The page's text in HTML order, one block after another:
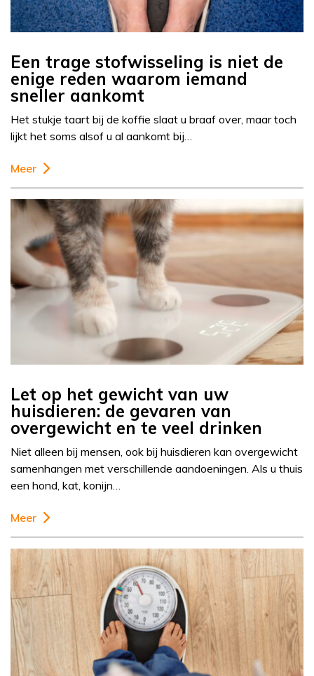
Een trage stofwisseling is niet de
enige reden waarom iemand
sneller aankomt
Het stukje taart bij de koffie slaat u braaf over, maar toch
lijkt het soms alsof u al aankomt bij…
Meer
Let op het gewicht van uw
huisdieren: de gevaren van
overgewicht en te veel drinken
Niet alleen bij mensen, ook bij huisdieren kan overgewicht
samenhangen met verschillende aandoeningen. Als u thuis
een hond, kat, konijn…
Meer